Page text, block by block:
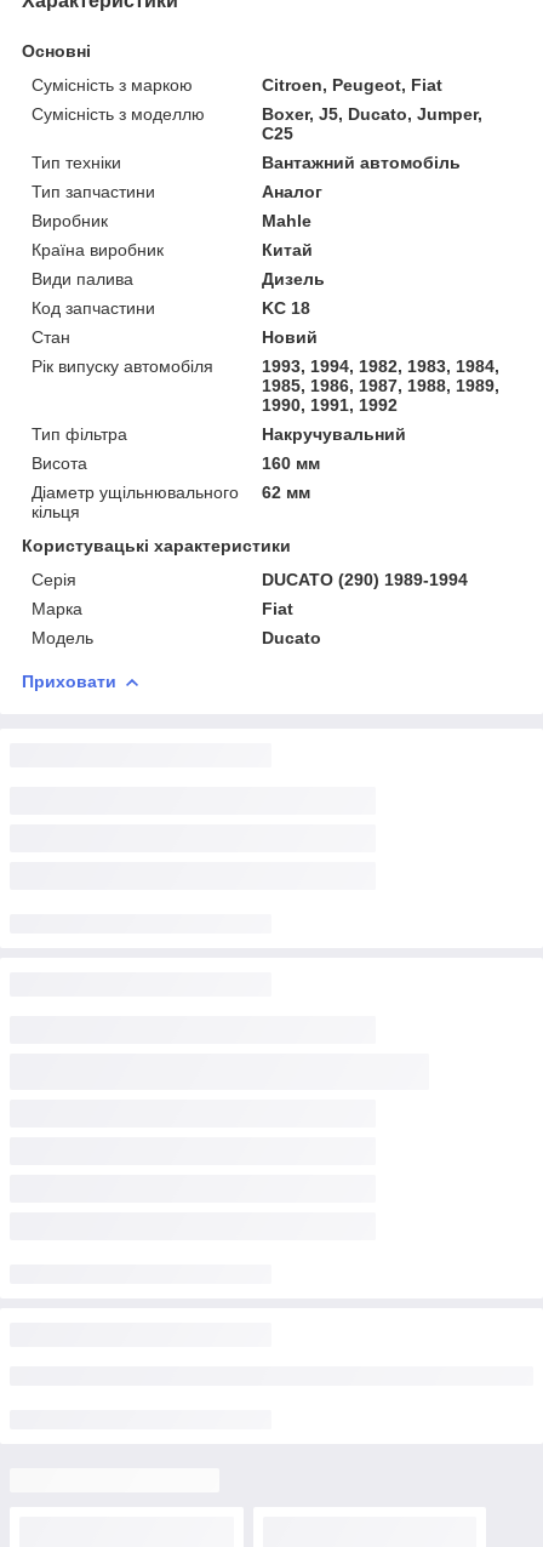
Основні
Сумісність з маркою
Citroen, Peugeot, Fiat
Сумісність з моделлю
Boxer, J5, Ducato, Jumper,
C25
Тип техніки
Вантажний автомобіль
Тип запчастини
Аналог
Виробник
Mahle
Країна виробник
Китай
Види палива
Дизель
Код запчастини
KC 18
Стан
Новий
Рік випуску автомобіля
1993, 1994, 1982, 1983, 1984,
1985, 1986, 1987, 1988, 1989,
1990, 1991, 1992
Тип фільтра
Накручувальний
Висота
160 мм
Діаметр ущільнювального
кільця
62 мм
Користувацькі характеристики
Серія
DUCATO (290) 1989-1994
Марка
Fiat
Модель
Ducato
Приховати